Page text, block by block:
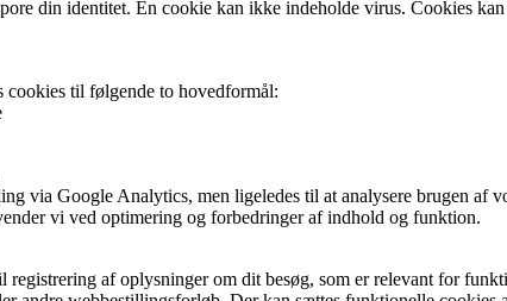
din identitet. En cookie kan ikke indeholde virus. Cookies
cookies til følgende to hovedformål:
via Google Analytics, men ligeledes til at analysere brugen af
vi ved optimering og forbedringer af indhold og funktion.
registrering af oplysninger om dit besøg, som er relevant for